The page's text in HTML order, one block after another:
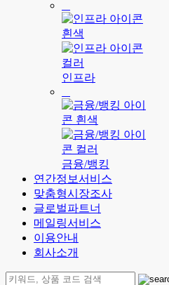
인프라
금융/뱅킹
연간정보서비스
맞춤형시장조사
글로벌파트너
메일링서비스
이용안내
회사소개